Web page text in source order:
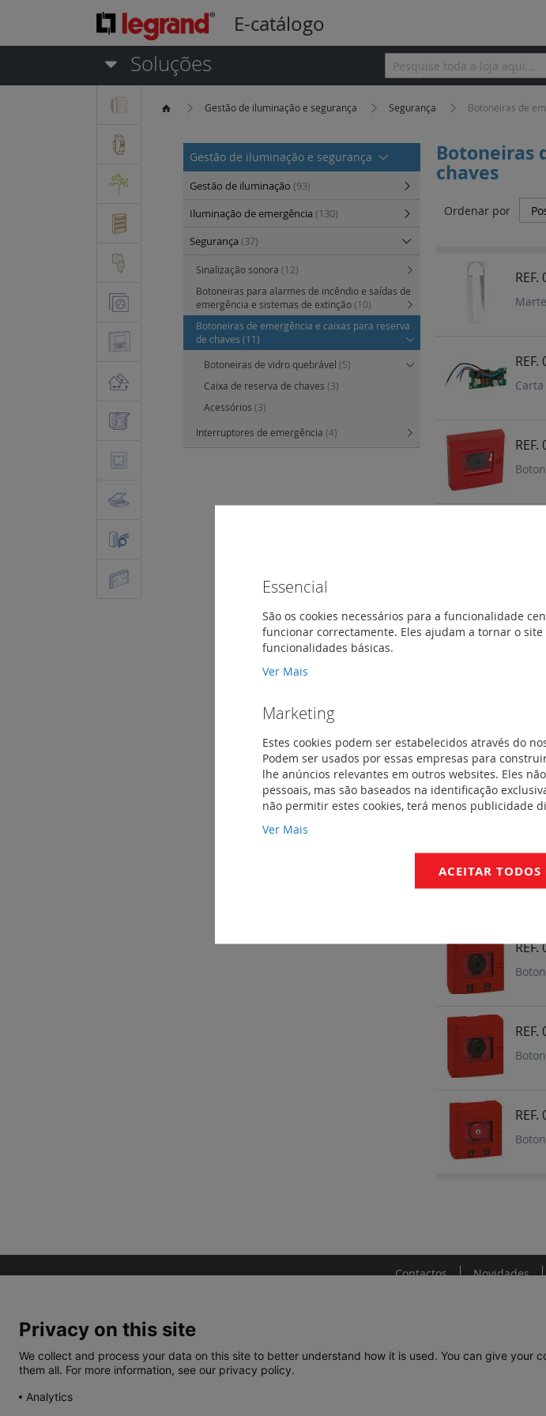
E-catálogo
Soluções
Pesquisa
Gestão de iluminação e segurança Segurança Botoneiras de
Botoneiras
chaves
Ordenar por
REF.
REF.
REF.
REF.
REF.
REF.
REF.
REF.
REF.
Gestão de iluminação e segurança
Gestão de iluminação (93)
Iluminação de emergência (130)
Segurança (37)
Sinalização sonora (12)
Botoneiras para alarmes de incêndio e saídas de
emergência e sistemas de extinção(10)
Botoneiras de emergência e caixas para reserva
de chaves (11)
Botoneiras de vidro quebrável (5)
Caixa de reserva de chaves (3)
Acessórios (3)
Interruptores de emergência (4)
Contactos Novidades
Essencial
São os cookies necessários para a funcionalidade
funcionar correctamente. Eles ajudam a tornar o
funcionalidades básicas.
Ver Mais
Marketing
Estes cookies podem ser estabelecidos através do
Podem ser usados por essas empresas para
lhe anúncios relevantes em outros websites. Eles
pessoais, mas são baseados na identificação
não permitir estes cookies, terá menos publicidade
Ver Mais
ACEITAR TODOS
TERMOS E CONDIÇÕES POLÍTICA DE PRIVACIDADE
Privacy on this site
We collect and process your data on this site to better understand how it is used. You can give your
them all. For more information, see our privacy policy.
Analytics